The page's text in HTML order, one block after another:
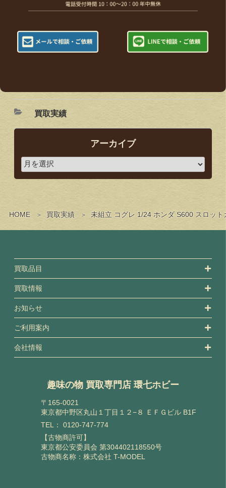
HOME 買取実績 未組立 コグレ 1/24 ホンダ S600 スロッ
買取実績
アーカイブ
買取品目
買取情報
お知らせ
ご利用案内
会社情報
趣味の物 買取専門店 環七ホビー
〒165-0021
東京都中野区丸山１丁目１２−８ ＥＦＧビル B1F
TEL： 0120-747-774
【古物商許可】
東京都公安委員会 第304402118550号
古物商名称：株式会社 T-MODEL